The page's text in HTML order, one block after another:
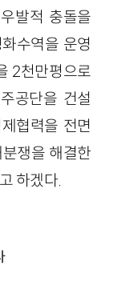
발적 충돌을
수역을 운영
2천만평으로
공단을 건설
협력을 전면
쟁을 해결한
하겠다.